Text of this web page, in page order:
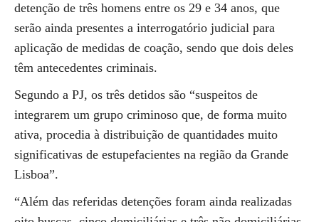
detenção de três homens entre os 29 e 34 anos, que
serão ainda presentes a interrogatório judicial para
aplicação de medidas de coação, sendo que dois deles
têm antecedentes criminais.
Segundo a PJ, os três detidos são “suspeitos de
integrarem um grupo criminoso que, de forma muito
ativa, procedia à distribuição de quantidades muito
significativas de estupefacientes na região da Grande
Lisboa”.
“Além das referidas detenções foram ainda realizadas